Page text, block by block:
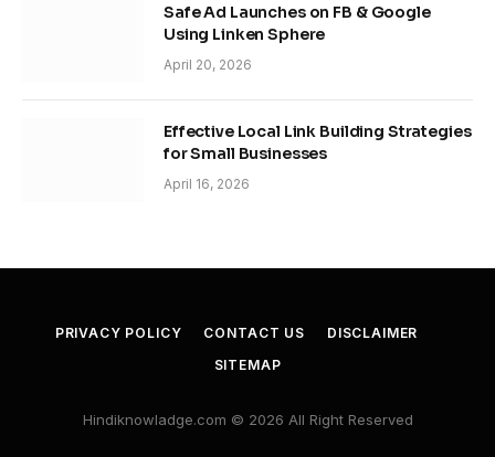
Safe Ad Launches on FB & Google
Using Linken Sphere
April 20, 2026
Effective Local Link Building Strategies
for Small Businesses
April 16, 2026
PRIVACY POLICY CONTACT US
DISCLAIMER
SITEMAP
Hindiknowladge.com © 2026 All Right Reserved